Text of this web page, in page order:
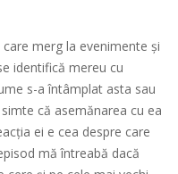
merg la evenimente și
identifică mereu cu
s-a întâmplat asta sau
că asemănarea cu ea
ei e cea despre care
mă întreabă dacă